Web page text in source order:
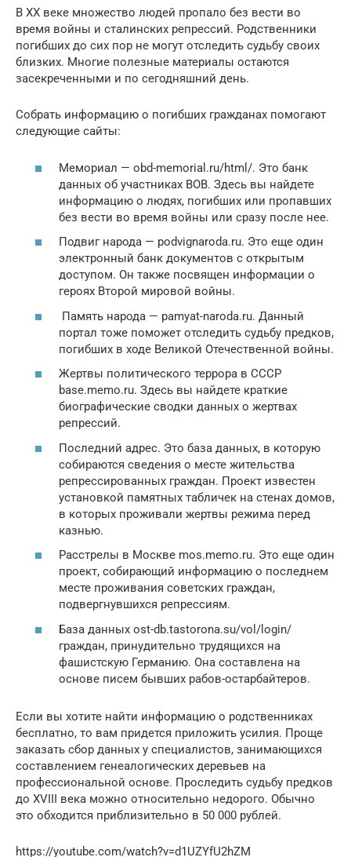
В XX веке множество людей пропало без вести во
время войны и сталинских репрессий. Родственники
погибших до сих пор не могут отследить судьбу своих
близких. Многие полезные материалы остаются
засекреченными и по сегодняшний день.
Собрать информацию о погибших гражданах помогают
следующие сайты:
Мемориал — obd-memorial.ru/html/. Это банк
данных об участниках ВОВ. Здесь вы найдете
информацию о людях, погибших или пропавших
без вести во время войны или сразу после нее.
Подвиг народа — podvignaroda.ru. Это еще один
электронный банк документов с открытым
доступом. Он также посвящен информации о
героях Второй мировой войны.
Память народа — pamyat-naroda.ru. Данный
портал тоже поможет отследить судьбу предков,
погибших в ходе Великой Отечественной войны.
Жертвы политического террора в СССР
base.memo.ru. Здесь вы найдете краткие
биографические сводки данных о жертвах
репрессий.
Последний адрес. Это база данных, в которую
собираются сведения о месте жительства
репрессированных граждан. Проект известен
установкой памятных табличек на стенах домов,
в которых проживали жертвы режима перед
казнью.
Расстрелы в Москве mos.memo.ru. Это еще один
проект, собирающий информацию о последнем
месте проживания советских граждан,
подвергнувшихся репрессиям.
База данных ost-db.tastorona.su/vol/login/
граждан, принудительно трудящихся на
фашистскую Германию. Она составлена на
основе писем бывших рабов-остарбайтеров.
Если вы хотите найти информацию о родственниках
бесплатно, то вам придется приложить усилия. Проще
заказать сбор данных у специалистов, занимающихся
составлением генеалогических деревьев на
профессиональной основе. Проследить судьбу предков
до XVIII века можно относительно недорого. Обычно
это обходится приблизительно в 50 000 рублей.
https://youtube.com/watch?v=d1UZYfU2hZM